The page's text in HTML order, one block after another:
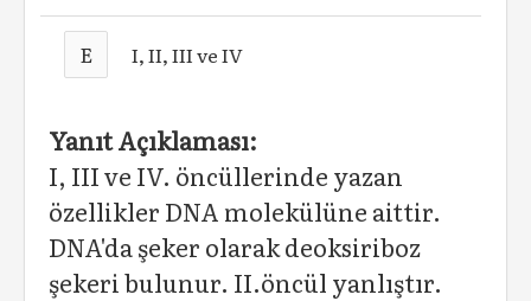
E I, II, III ve IV
Yanıt Açıklaması:
I, III ve IV. öncüllerinde yazan
özellikler DNA molekülüne aittir.
DNA'da şeker olarak deoksiriboz
şekeri bulunur. II.öncül yanlıştır.